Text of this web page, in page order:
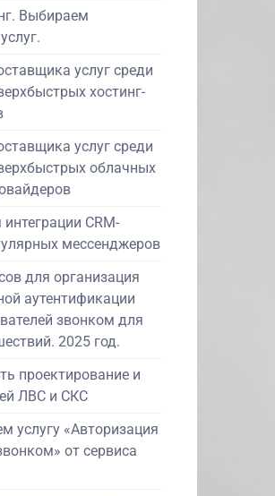
Выбираем
услуг среди
хостинг-
услуг среди
облачных
CRM-
мессенджеров
для организация
аутентификации
звонком для
2025 год.
проектирование и
ЛВС и СКС
услугу «Авторизация
от сервиса